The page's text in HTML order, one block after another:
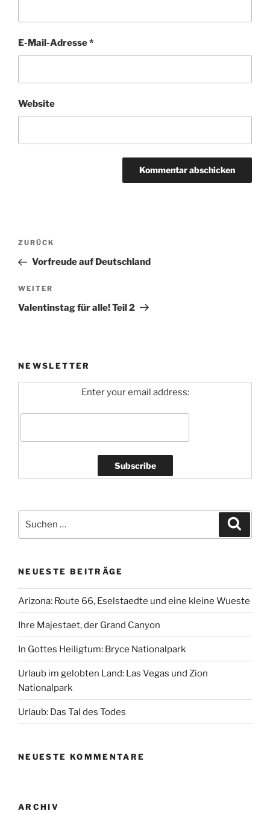
E-Mail-Adresse*
Website
Beitragsnavigation
Vorheriger
Beitrag
ZURÜCK
Vorfreude auf Deutschland
Nächster
Beitrag
WEITER
Valentinstag für alle! Teil 2
NEWSLETTER
Enter your email address:
nach:
NEUESTE BEITRÄGE
Arizona: Route 66, Eselstaedte und eine kleine Wueste
Ihre Majestaet, der Grand Canyon
In Gottes Heiligtum: Bryce Nationalpark
Urlaub im gelobten Land: Las Vegas und Zion
Nationalpark
Urlaub: Das Tal des Todes
NEUESTE KOMMENTARE
ARCHIV